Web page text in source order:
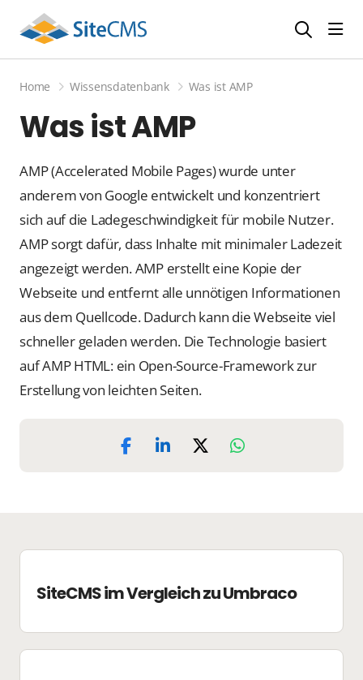
Home Wissensdatenbank Was ist AMP
Was ist AMP
AMP (Accelerated Mobile Pages) wurde unter
anderem von Google entwickelt und konzentriert
sich auf die Ladegeschwindigkeit für mobile Nutzer.
AMP sorgt dafür, dass Inhalte mit minimaler Ladezeit
angezeigt werden. AMP erstellt eine Kopie der
Webseite und entfernt alle unnötigen Informationen
aus dem Quellcode. Dadurch kann die Webseite viel
schneller geladen werden. Die Technologie basiert
auf AMP HTML: ein Open-Source-Framework zur
Erstellung von leichten Seiten.
SiteCMS im Vergleich zu Umbraco